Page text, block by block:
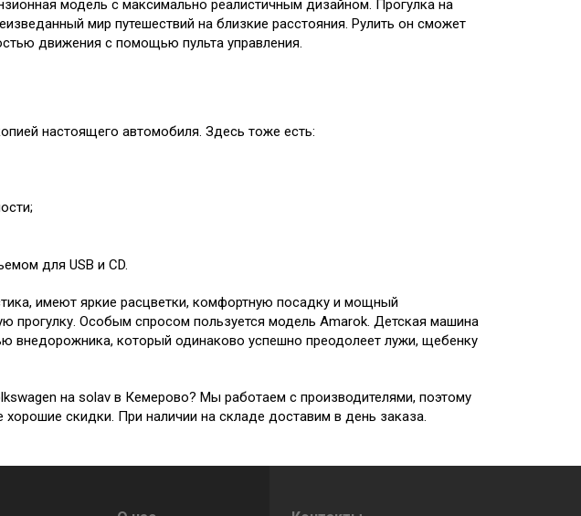
модель с максимально реалистичным дизайном. Прогулка на
мир путешествий на близкие расстояния. Рулить он сможет
движения с помощью пульта управления.
настоящего автомобиля. Здесь тоже есть:
для USB и CD.
имеют яркие расцветки, комфортную посадку и мощный
прогулку. Особым спросом пользуется модель Amarok. Детская машина
внедорожника, который одинаково успешно преодолеет лужи, щебенку
на solav в Кемерово? Мы работаем с производителями, поэтому
скидки. При наличии на складе доставим в день заказа.